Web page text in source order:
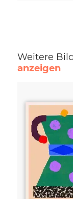
Weitere
anzeigen